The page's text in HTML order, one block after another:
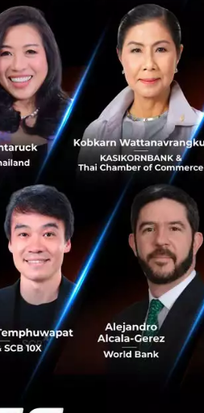
หญ่ที่สุดในประเทศโดยวัดจาก
างที่สวนทางกับธนาคารอื่นๆที่จะ
จะเปิดสาขาเพิ่มอีก 20 สาขาในปี
Team
Bangkok Bank
Nest VC ค้นหาสตาร์ทอัพ
ก เปิดตัว ‘Bangkok Bank
ะตูสู่อาเซียน
หญ่ของไทยธนาคารกรุงเทพ เปิด
InnoHub”ร่วมกับ เนสท์ (Nest)
ทุนและพาร์ทเนอร์กับองค์กร
Team
FinTech Innovate